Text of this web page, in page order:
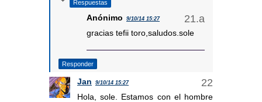
Respuestas
Anónimo 9/10/14 15:27
gracias tefii toro,saludos.sole
Responder
Jan 9/10/14 15:27
Hola, sole. Estamos con el hombre